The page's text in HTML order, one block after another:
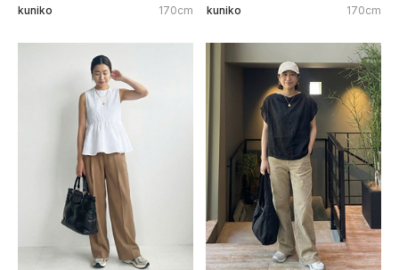
kuniko 170cm kuniko 170cm